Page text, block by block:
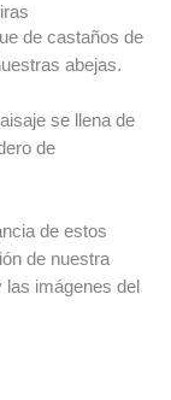
de castaños de
abejas.
se llena de
de
de estos
de nuestra
imágenes del